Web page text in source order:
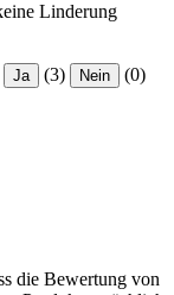
Linderung
Ja (3) Nein (0)
die Bewertung von